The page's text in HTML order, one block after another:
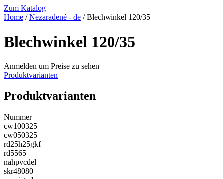
Zum Katalog
Home /Nezaradené - de / Blechwinkel 120/35
Blechwinkel 120/35
Anmelden um Preise zu sehen
Produktvarianten
Produktvarianten
Nummer
cw100325
cw050325
rd25h25gkf
rd5565
nahpvcdel
skr48080